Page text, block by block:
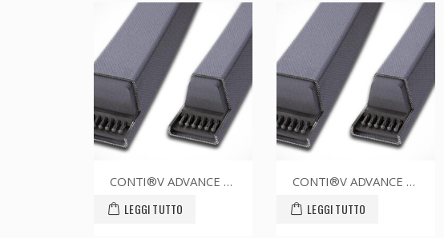
CONTI®V ADVANCE SPZ1400CR
LEGGI TUTTO
CONTI®V ADVANCE SPZ1587CR
LEGGI TUTTO